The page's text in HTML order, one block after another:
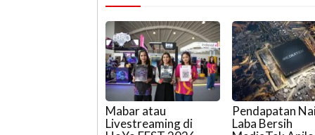
Mabar atau
Livestreaming di
Pendapatan
Laba Bersih